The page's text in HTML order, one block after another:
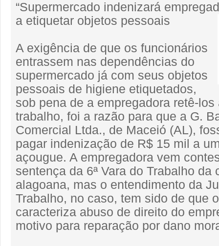
“Supermercado indenizará
a etiquetar objetos pessoais
A exigência de que os funcionários
entrassem nas dependências do
supermercado já com seus objetos
pessoais de higiene etiquetados,
sob pena de a empregadora retê-
trabalho, foi a razão para que a G.
Comercial Ltda., de Maceió (AL),
pagar indenização de R$ 15 mil a
açougue. A empregadora vem
sentença da 6ª Vara do Trabalho da
alagoana, mas o entendimento da
Trabalho, no caso, tem sido de que
caracteriza abuso de direito do
motivo para reparação por dano